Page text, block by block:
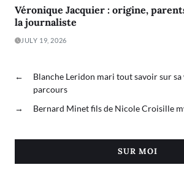
Véronique Jacquier : origine,
la journaliste
JULY 19, 2026
←
Blanche Leridon mari tout savoir sur sa
parcours
→
Bernard Minet fils de Nicole Croisille
SUR MOI